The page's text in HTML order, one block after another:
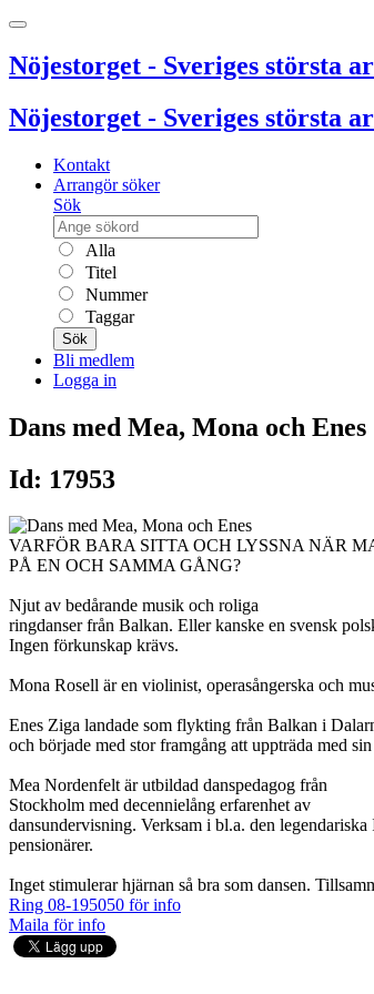
Nöjestorget - Sveriges största
Nöjestorget - Sveriges största
Kontakt
Arrangör söker
Sök
Alla
Titel
Nummer
Taggar
Sök
Bli medlem
Logga in
Dans med Mea, Mona och Enes
Id: 17953
VARFÖR BARA SITTA OCH LYSSNA NÄR
PÅ EN OCH SAMMA GÅNG?
Njut av bedårande musik och roliga
ringdanser från Balkan. Eller kanske en svensk
Ingen förkunskap krävs.
Mona Rosell är en violinist, operasångerska och
Enes Ziga landade som flykting från Balkan i
och började med stor framgång att uppträda med
Mea Nordenfelt är utbildad danspedagog från
Stockholm med decennielång erfarenhet av
dansundervisning. Verksam i bl.a. den
pensionärer.
Inget stimulerar hjärnan så bra som dansen.
Ring 08-195050 för info
Maila för info